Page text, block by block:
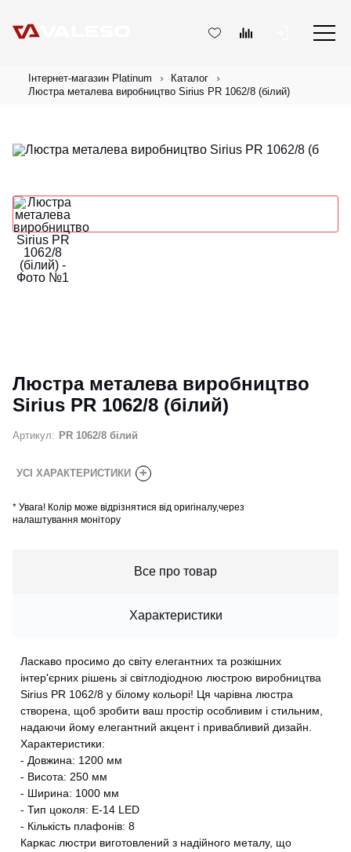
Інтернет-магазин Platinum
Каталог
Люстра металева виробництво Sirius PR 1062/8 (білий)
Люстра металева виробництво
Sirius PR 1062/8 (білий)
Артикул: PR 1062/8 білий
УСІ ХАРАКТЕРИСТИКИ +
* Увага! Колір може відрізнятися від оригіналу,через
налаштування монітору
Все про товар
Характеристики
Ласкаво просимо до світу елегантних та розкішних
інтер'єрних рішень зі світлодіодною люстрою виробництва
Sirius PR 1062/8 у білому кольорі! Ця чарівна люстра
створена, щоб зробити ваш простір особливим і стильним,
надаючи йому елегантний акцент і привабливий дизайн.
Характеристики:
- Довжина: 1200 мм
- Висота: 250 мм
- Ширина: 1000 мм
- Тип цоколя: E-14 LED
- Кількість плафонів: 8
Каркас люстри виготовлений з надійного металу, що